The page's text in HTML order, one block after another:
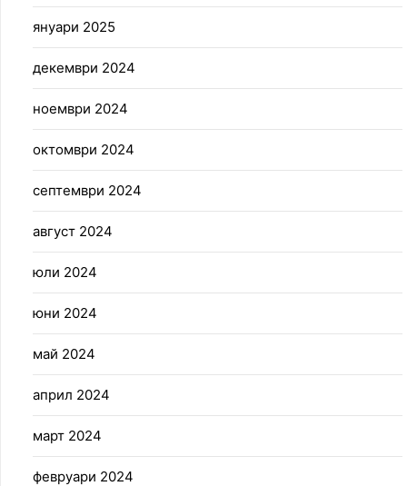
януари 2025
декември 2024
ноември 2024
октомври 2024
септември 2024
август 2024
юли 2024
юни 2024
май 2024
април 2024
март 2024
февруари 2024